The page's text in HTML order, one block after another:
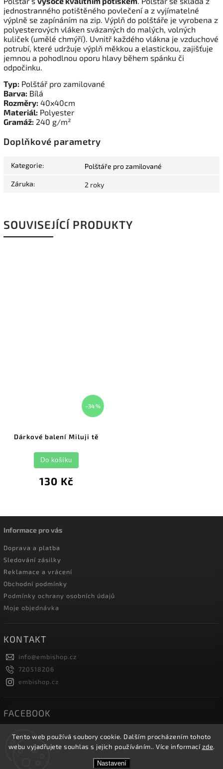
Tento web používá soubory cookie. Dalším procházením tohoto
webu vyjadřujete souhlas s jejich používáním.. Více informacízde.
Nastavení
jednostranného potištěného povlečení a z vyjímatelné
výplně se zapínáním na zip. Výplň do polštáře je vyrobena z
polyesterových vláken svázaných do malých, volných
kuliček (umělé chmýří). Uvnitř každého vlákna je vzduchové
potrubí, které udržuje výplň měkkou a elastickou, zajišťuje
jemnou a pohodlnou oporu hlavy během spánku či
odpočinku.
Typ: Polštář pro zamilované
Barva: Bílá
Rozměry: 40x40cm
Materiál: Polyester
Gramáž: 240 g/m²
Doplňkové parametry
Kategorie: Polštáře pro zamilované
Záruka: 2 roky
SOUVISEJÍCÍ PRODUKTY
–34 %
Dárkové balení Miluji tě
130 Kč
Do košíku
Informace pro vás
Doprava a platba
Sledování zásilky
Reklamace a vrácení
Obchodní podmínky
Podmínky ochrany osobních údajů
Moje objednávka
KONTAKT
info@embishop.cz
720518206
embishop.cz
FACEBOOK
Embishop.cz. Všechna práva vyhrazena.